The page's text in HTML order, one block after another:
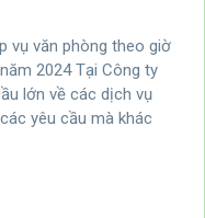
vụ văn phòng theo giờ
2024 Tại Công ty
lớn về các dịch vụ
yêu cầu mà khác